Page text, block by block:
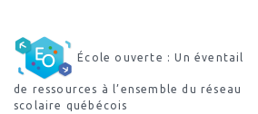
École ouverte : Un éventail
de ressources à l’ensemble du réseau
scolaire québécois